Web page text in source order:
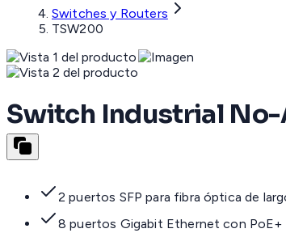
Switches y Routers
TSW200
Switch Industrial No-
2 puertos SFP para fibra óptica de
8 puertos Gigabit Ethernet con